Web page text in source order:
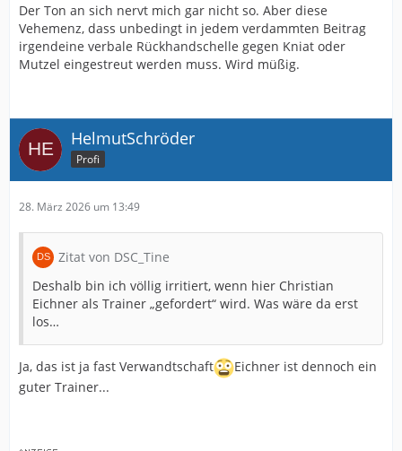
Der Ton an sich nervt mich gar nicht so. Aber diese
Vehemenz, dass unbedingt in jedem verdammten Beitrag
irgendeine verbale Rückhandschelle gegen Kniat oder
Mutzel eingestreut werden muss. Wird müßig.
HelmutSchröder
Profi
28. März 2026 um 13:49
Zitat von DSC_Tine
Deshalb bin ich völlig irritiert, wenn hier Christian
Eichner als Trainer „gefordert“ wird. Was wäre da erst
los…
Ja, das ist ja fast Verwandtschaft
Eichner ist dennoch ein
guter Trainer...